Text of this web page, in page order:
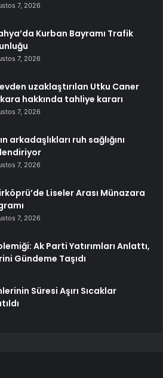
7, 2026
Kurban Bayramı Trafik
7, 2026
uzaklaştırılan Utku Caner
hakkında tahliye kararı
7, 2026
arkadaşlıkları ruh sağlığını
7, 2026
Liseler Arası Münazara
7, 2026
Ak Parti Yatırımları Anlattı,
Gündeme Taşıdı
Süresi Aşırı Sıcaklar